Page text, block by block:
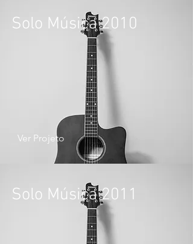
Solo Música 2010
Ver Projeto
Solo Música 2011